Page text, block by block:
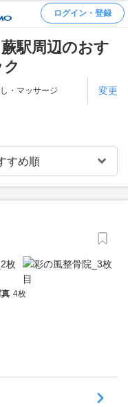
ログイン・登録
駅周辺のおす
・マッサージ 変更
4枚